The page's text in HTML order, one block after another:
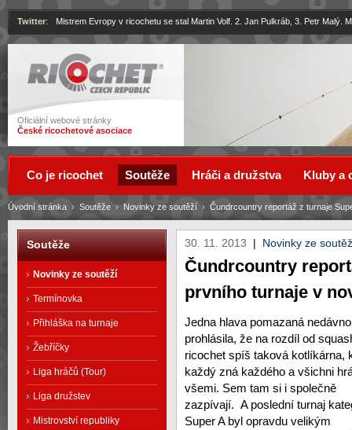
Ricochet
Oficiální webové stránky
České ricochetové asociace
Twitter: Mistrem Evropy v ricochetu se stal Martin Volf. 2. Jan Pulkráb, 3. Petr Malý.
30. 11. 2013 | Novinky ze
Čundrcountry
prvního turnaje v
Jedna hlava pomazaná nedávno
prohlásila, že na rozdíl od
ricochet spíš taková kotlíkárna,
každý zná každého a všichni
všemi. Sem tam si i společně
zazpívají. A poslední turnaj
Super A byl opravdu velikým
Úvodní stránka › Soutěže › Novinky ze soutěží › Čundrcountry reportáž z turnaje
Co je ricochet Soutěže Hráči a družstva Kluby a
Soutěže
Novinky ze soutěží
Termínovka
Přihláška na turnaje
Žebříčky
Liga hráčů (Tour)
Liga družstev
Mistrovství republiky